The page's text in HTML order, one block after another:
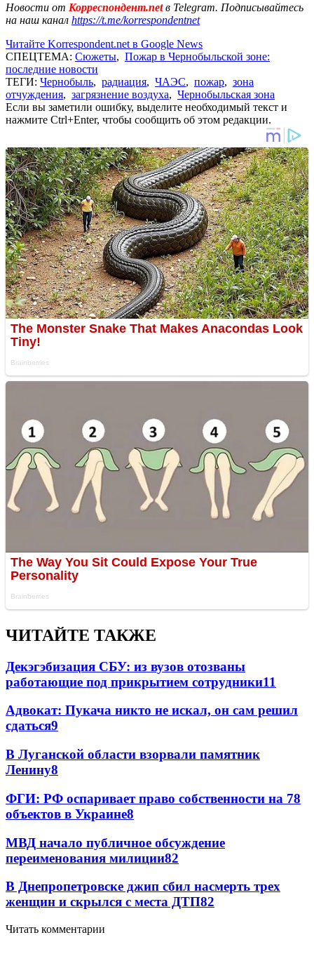
Новости от Корреспондент.netв Telegram. Подписывайтесь
на наш канал https://t.me/korrespondentnet
Читайте Korrespondent.net в Google News
СПЕЦТЕМА: Сюжеты, Пожар в Чернобыльской зоне:
последние новости
ТЕГИ: Чернобыль, радиация, ЧАЭС, пожар, зона
отчуждения, загрязнение воздуха, Чернобыльская зона
Если вы заметили ошибку, выделите необходимый текст и
нажмите Ctrl+Enter, чтобы сообщить об этом редакции.
ЧИТАЙТЕ ТАКЖЕ
Декэгэбизация СБУ: из вузов отозваны
работающие под прикрытием сотрудники11
Адвокат: Пукача никто не искал, он сам решил
сдаться9
В Луганской области взорвали памятник
Ленину8
ФГИ: РФ оспаривает право собственности на 78
объектов в Украине8
МВД начало публичное обсуждение
переименования милиции82
В Днепропетровске джип сбил насмерть трех
женщин и скрылся с места ДТП82
Читать комментарии